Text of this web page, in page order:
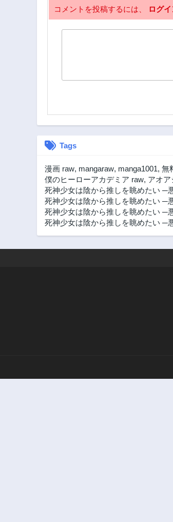
コメントを投稿するには、 ログ
Tags
漫画 raw, mangaraw, manga1001, 無
僕のヒーローアカデミア raw, アオア
死神少女は陰から推しを眺めたい ─
死神少女は陰から推しを眺めたい ─
死神少女は陰から推しを眺めたい ─
死神少女は陰から推しを眺めたい ─